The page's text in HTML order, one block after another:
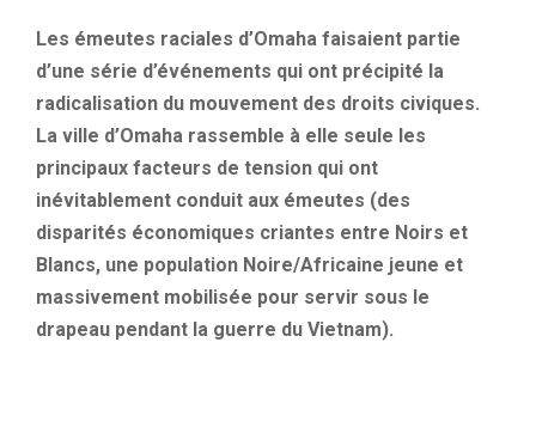
Les émeutes raciales d’Omaha faisaient partie
d’une série d’événements qui ont précipité la
radicalisation du mouvement des droits civiques.
La ville d’Omaha rassemble à elle seule les
principaux facteurs de tension qui ont
inévitablement conduit aux émeutes (des
disparités économiques criantes entre Noirs et
Blancs, une population Noire/Africaine jeune et
massivement mobilisée pour servir sous le
drapeau pendant la guerre du Vietnam).